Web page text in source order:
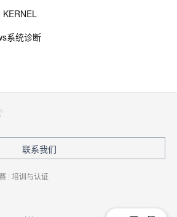
系统诊断
联系我们
| 培训与认证